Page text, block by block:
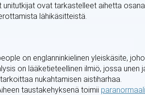
ovat tarkastelleet aihetta osana
lähikäsitteistä.
on englanninkielinen yleiskäsite,
on lääketieteellinen ilmiö, jossa unen
nukahtamisen aistiharhaa.
taustakehyksenä toimii paranormaali